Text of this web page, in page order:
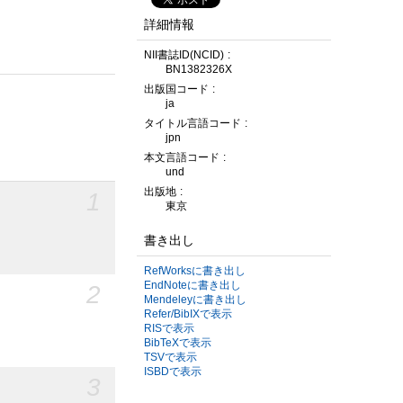
2
詳細情報
NII書誌ID(NCID)
BN1382326X
出版国コード
ja
タイトル言語コード
jpn
本文言語コード
und
出版地
東京
書き出し
RefWorksに書き出し
EndNoteに書き出し
Mendeleyに書き出し
Refer/BibIXで表示
RISで表示
BibTeXで表示
TSVで表示
ISBDで表示